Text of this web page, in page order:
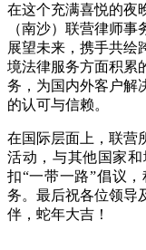
在这个充满喜悦的夜
（南沙）联营律师
展望未来，携手共绘
境法律服务方面积累
务，为国内外客户解
的认可与信赖。
在国际层面上，联营
活动，与其他国家
扣“一带一路”倡议，
务。最后祝各位领导
伴，蛇年大吉 ！